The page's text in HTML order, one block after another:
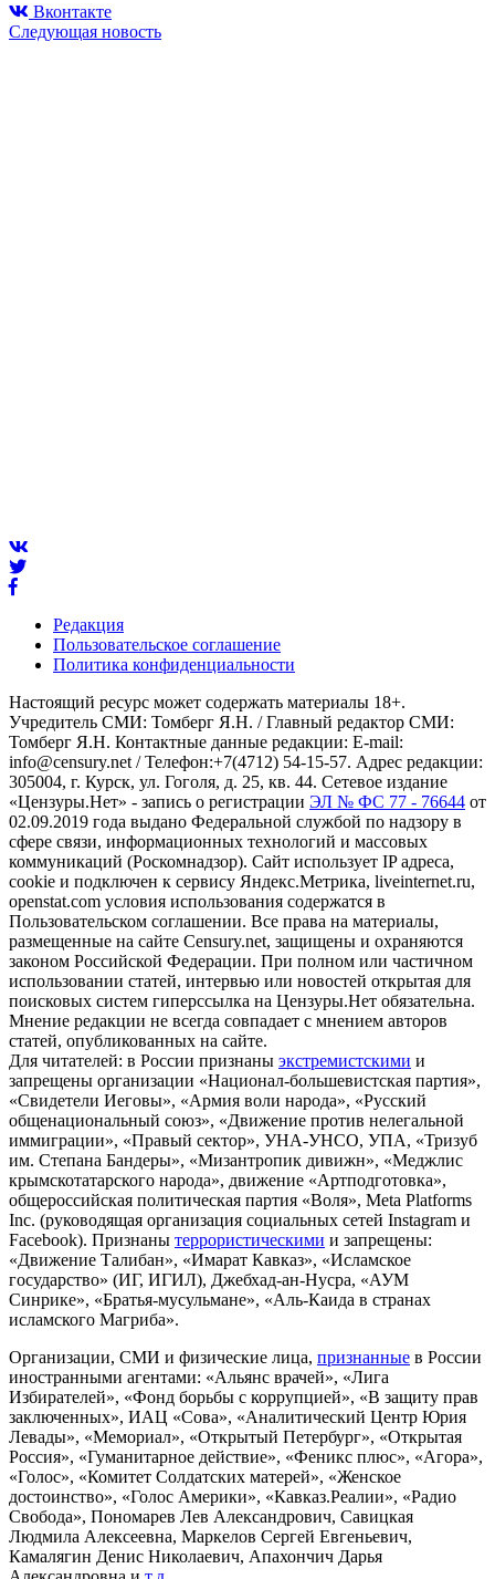
Вконтакте
Следующая новость
Редакция
Пользовательское соглашение
Политика конфиденциальности
Настоящий ресурс может содержать материалы 18+.
Учредитель СМИ: Томберг Я.Н. / Главный редактор СМИ:
Томберг Я.Н. Контактные данные редакции: E-mail:
info@censury.net / Телефон:+7(4712) 54-15-57. Адрес редакции:
305004, г. Курск, ул. Гоголя, д. 25, кв. 44. Сетевое издание
«Цензуры.Нет» - запись о регистрации ЭЛ № ФС 77 - 76644 от
02.09.2019 года выдано Федеральной службой по надзору в
сфере связи, информационных технологий и массовых
коммуникаций (Роскомнадзор). Сайт использует IP адреса,
cookie и подключен к сервису Яндекс.Метрика, liveinternet.ru,
openstat.com условия использования содержатся в
Пользовательском соглашении. Все права на материалы,
размещенные на сайте Censury.net, защищены и охраняются
законом Российской Федерации. При полном или частичном
использовании статей, интервью или новостей открытая для
поисковых систем гиперссылка на Цензуры.Нет обязательна.
Мнение редакции не всегда совпадает с мнением авторов
статей, опубликованных на сайте.
Для читателей: в России признаны экстремистскими и
запрещены организации «Национал-большевистская партия»,
«Свидетели Иеговы», «Армия воли народа», «Русский
общенациональный союз», «Движение против нелегальной
иммиграции», «Правый сектор», УНА-УНСО, УПА, «Тризуб
им. Степана Бандеры», «Мизантропик дивижн», «Меджлис
крымскотатарского народа», движение «Артподготовка»,
общероссийская политическая партия «Воля», Meta Platforms
Inc. (руководящая организация социальных сетей Instagram и
Facebook). Признаны террористическими и запрещены:
«Движение Талибан», «Имарат Кавказ», «Исламское
государство» (ИГ, ИГИЛ), Джебхад-ан-Нусра, «АУМ
Синрике», «Братья-мусульмане», «Аль-Каида в странах
исламского Магриба».
Организации, СМИ и физические лица, признанные в России
иностранными агентами: «Альянс врачей», «Лига
Избирателей», «Фонд борьбы с коррупцией», «В защиту прав
заключенных», ИАЦ «Сова», «Аналитический Центр Юрия
Левады», «Мемориал», «Открытый Петербург», «Открытая
Россия», «Гуманитарное действие», «Феникс плюс», «Агора»,
«Голос», «Комитет Солдатских матерей», «Женское
достоинство», «Голос Америки», «Кавказ.Реалии», «Радио
Свобода», Пономарев Лев Александрович, Савицкая
Людмила Алексеевна, Маркелов Сергей Евгеньевич,
Камалягин Денис Николаевич, Апахончич Дарья